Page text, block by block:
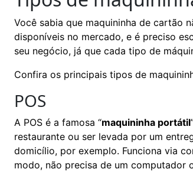
Você sabia que maquininha de cartão
disponíveis no mercado, e é preciso
seu negócio, já que cada tipo de
Confira os principais tipos de
POS
A POS é a famosa “maquininha portátil
restaurante ou ser levada por um
domicílio, por exemplo. Funciona via
modo, não precisa de um computador